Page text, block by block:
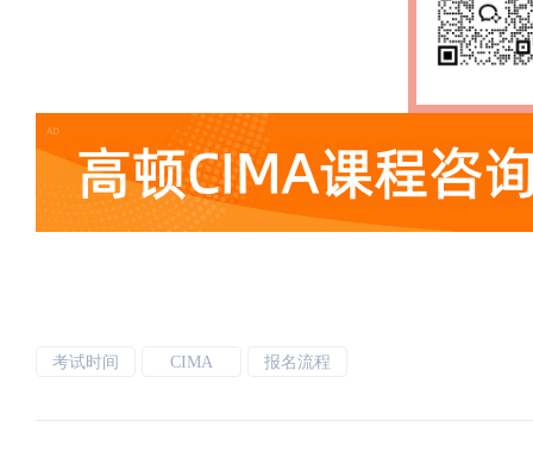
考试时间 CIMA 报名流程